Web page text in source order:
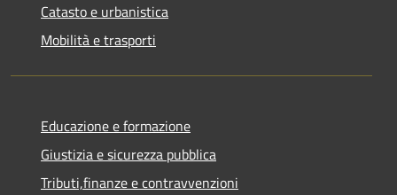
Catasto e urbanistica
Mobilità e trasporti
Educazione e formazione
Giustizia e sicurezza pubblica
Tributi,finanze e contravvenzioni